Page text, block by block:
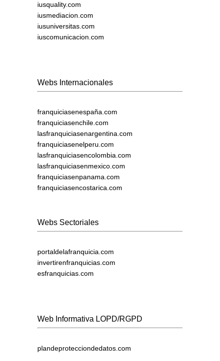
iusquality.com
iusmediacion.com
iusuniversitas.com
iuscomunicacion.com
Webs Internacionales
franquiciasenespaña.com
franquiciasenchile.com
lasfranquiciasenargentina.com
franquiciasenelperu.com
lasfranquiciasencolombia.com
lasfranquiciasenmexico.com
franquiciasenpanama.com
franquiciasencostarica.com
Webs Sectoriales
portaldelafranquicia.com
invertirenfranquicias.com
esfranquicias.com
Web Informativa LOPD/RGPD
plandeprotecciondedatos.com